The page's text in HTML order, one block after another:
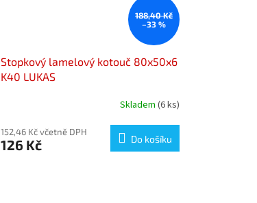
188,40 Kč
–33 %
Stopkový lamelový kotouč 80x50x6
K40 LUKAS
Skladem (6 ks)
152,46 Kč včetně DPH
126 Kč Do košíku